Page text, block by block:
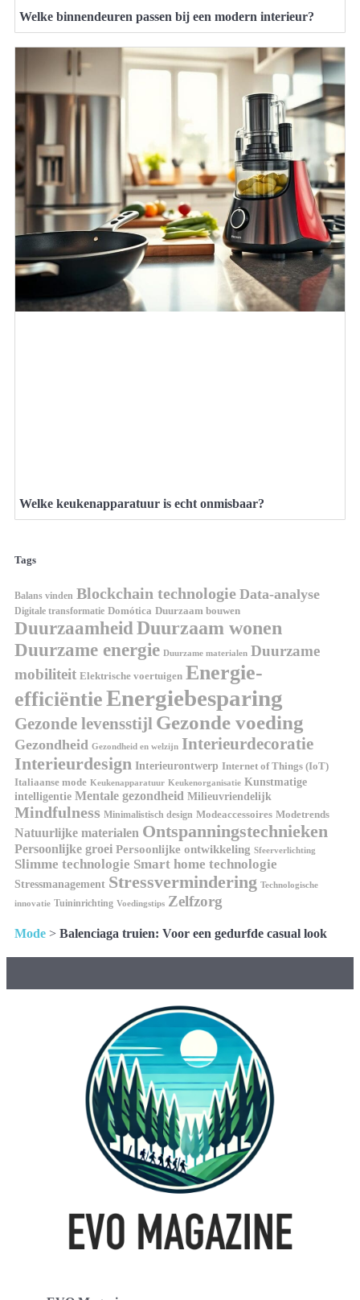
Welke binnendeuren passen bij een modern interieur?
Welke keukenapparatuur is echt onmisbaar?
Tags
Balans vinden Blockchain technologie Data-analyse
Digitale transformatie Domótica Duurzaam bouwen
Duurzaamheid Duurzaam wonen
Duurzame energie Duurzame materialen Duurzame
mobiliteit Elektrische voertuigen Energie-
efficiëntieEnergiebesparing
Gezonde levensstijl Gezonde voeding
Gezondheid Gezondheid en welzijn Interieurdecoratie
Interieurdesign Interieurontwerp Internet of Things (IoT)
Italiaanse mode Keukenapparatuur Keukenorganisatie Kunstmatige
intelligentie Mentale gezondheid Milieuvriendelijk
Mindfulness Minimalistisch design Modeaccessoires Modetrends
Natuurlijke materialen Ontspanningstechnieken
Persoonlijke groei Persoonlijke ontwikkeling Sfeerverlichting
Slimme technologie Smart home technologie
Stressmanagement Stressvermindering Technologische
innovatie Tuininrichting Voedingstips Zelfzorg
Mode > Balenciaga truien: Voor een gedurfde casual look